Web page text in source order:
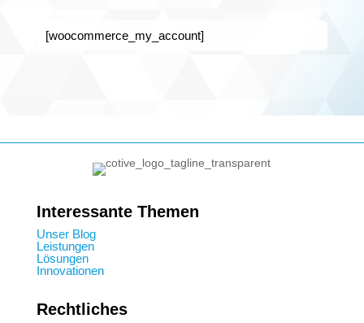
[woocommerce_my_account]
Interessante Themen
Unser Blog
Leistungen
Lösungen
Innovationen
Rechtliches